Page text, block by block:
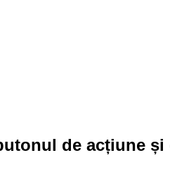
de acțiune și